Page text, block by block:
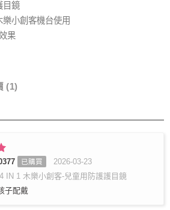
目鏡
小創客機台使用
果
(1)
已購買
2026-03-23
IN 1 木樂小創客-兒童用防護護目鏡
子配戴